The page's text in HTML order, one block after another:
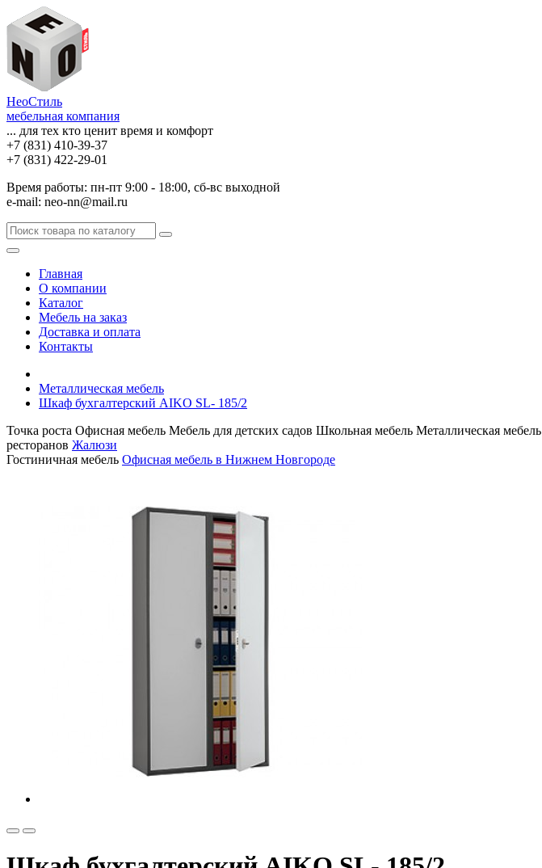
НеоСтиль
мебельная компания
... для тех кто ценит время и комфорт
+7 (831) 410-39-37
+7 (831) 422-29-01
Время работы: пн-пт 9:00 - 18:00, сб-вс выходной
e-mail: neo-nn@mail.ru
Главная
О компании
Каталог
Мебель на заказ
Доставка и оплата
Контакты
Металлическая мебель
Шкаф бухгалтерский AIKO SL- 185/2
Точка роста Офисная мебель Мебель для детских садов Школьная мебель Металлическая мебель
ресторанов Жалюзи
Гостиничная мебель Офисная мебель в Нижнем Новгороде